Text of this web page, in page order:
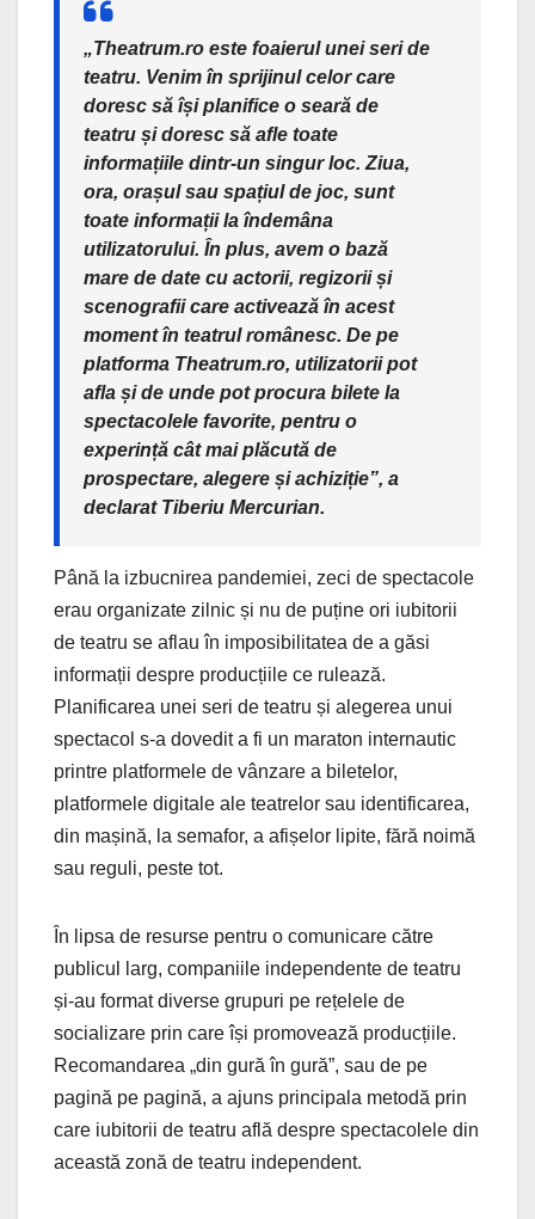
„Theatrum.ro este foaierul unei seri de
teatru. Venim în sprijinul celor care
doresc să își planifice o seară de
teatru și doresc să afle toate
informațiile dintr-un singur loc. Ziua,
ora, orașul sau spațiul de joc, sunt
toate informații la îndemâna
utilizatorului. În plus, avem o bază
mare de date cu actorii, regizorii și
scenografii care activează în acest
moment în teatrul românesc. De pe
platforma Theatrum.ro, utilizatorii pot
afla și de unde pot procura bilete la
spectacolele favorite, pentru o
experință cât mai plăcută de
prospectare, alegere și achiziție”, a
declarat Tiberiu Mercurian.
Până la izbucnirea pandemiei, zeci de spectacole
erau organizate zilnic și nu de puține ori iubitorii
de teatru se aflau în imposibilitatea de a găsi
informații despre producțiile ce rulează.
Planificarea unei seri de teatru și alegerea unui
spectacol s-a dovedit a fi un maraton internautic
printre platformele de vânzare a biletelor,
platformele digitale ale teatrelor sau identificarea,
din mașină, la semafor, a afișelor lipite, fără noimă
sau reguli, peste tot.
În lipsa de resurse pentru o comunicare către
publicul larg, companiile independente de teatru
și-au format diverse grupuri pe rețelele de
socializare prin care își promovează producțiile.
Recomandarea „din gură în gură”, sau de pe
pagină pe pagină, a ajuns principala metodă prin
care iubitorii de teatru află despre spectacolele din
această zonă de teatru independent.